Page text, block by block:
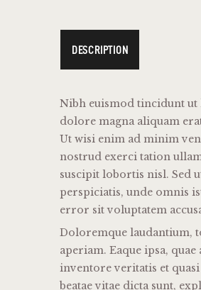
DESCRIPTION
Nibh euismod tincidunt ut
dolore magna aliquam
Ut wisi enim ad minim
nostrud exerci tation
suscipit lobortis nisl. Sed
perspiciatis, unde omnis
error sit voluptatem
Doloremque laudantium,
aperiam. Eaque ipsa, quae
inventore veritatis et
beatae vitae dicta sunt,